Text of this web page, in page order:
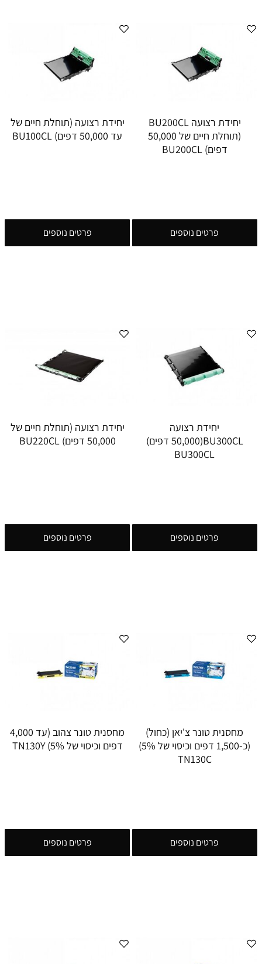
יחידת רצועה BU200CL
(תוחלת חיים של 50,000
דפים) BU200CL
פרטים נוספים
יחידת רצועה (תוחלת חיים של
עד 50,000 דפים) BU100CL
פרטים נוספים
יחידת רצועה
BU300CL(50,000 דפים)
BU300CL
פרטים נוספים
יחידת רצועה (תוחלת חיים של
50,000 דפים) BU220CL
פרטים נוספים
מחסנית טונר צ'יאן (כחול)
(כ-1,500 דפים וכיסוי של 5%)
TN130C
פרטים נוספים
מחסנית טונר צהוב (עד 4,000
דפים וכיסוי של 5%) TN130Y
פרטים נוספים